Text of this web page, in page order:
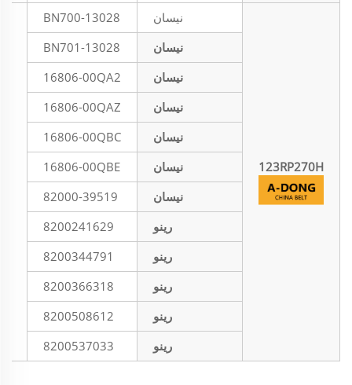
123RP270H
نيسان
13028-BN700
نيسان
13028-BN701
نيسان
16806-00QA2
نيسان
16806-00QAZ
نيسان
16806-00QBC
نيسان
16806-00QBE
نيسان
82000-39519
رينو
8200241629
رينو
8200344791
رينو
8200366318
رينو
8200508612
رينو
8200537033